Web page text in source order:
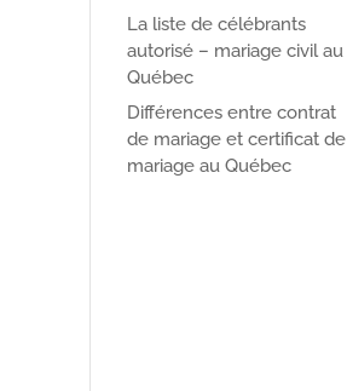
La liste de célébrants
autorisé – mariage civil au
Québec
Différences entre contrat
de mariage et certificat de
mariage au Québec